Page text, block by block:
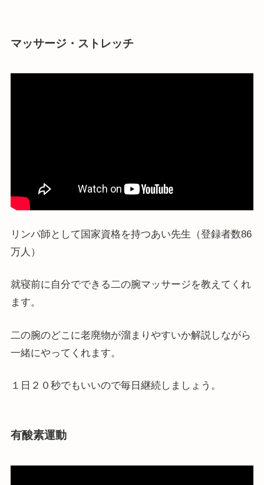
マッサージ・ストレッチ
リンパ師として国家資格を持つあい先生（登録者数86
万人）
就寝前に自分でできる二の腕マッサージを教えてくれ
ます。
二の腕のどこに老廃物が溜まりやすいか解説しながら
一緒にやってくれます。
１日２０秒でもいいので毎日継続しましょう。
有酸素運動